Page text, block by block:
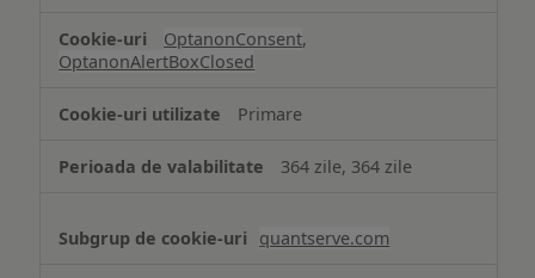
OptanonConsent,
OptanonAlertBoxClosed
Primare
364 zile, 364 zile
quantserve.com